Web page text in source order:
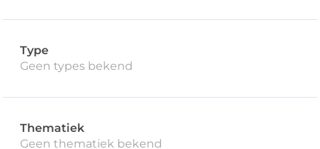
Type
Geen types bekend
Thematiek
Geen thematiek bekend